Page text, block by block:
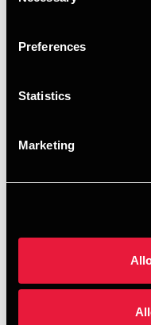
Preferences
Statistics
Marketing
I Region
Vesthimmerland.
I Region
Faaborg-Midtfyn
I Region
Vordingborg,
Også pendlere med